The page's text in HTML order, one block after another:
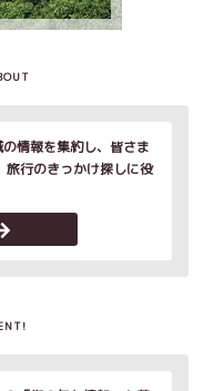
情報を集約し、皆さま
旅行のきっかけ探しに役